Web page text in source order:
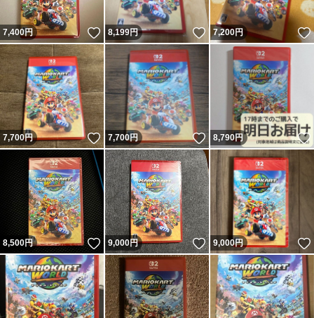
7,400円 いいね！
8,199円 いいね！
7,200円
7,700円 いいね！
7,700円 いいね！
8,790円
8,500円 いいね！
9,000円 いいね！
9,000円